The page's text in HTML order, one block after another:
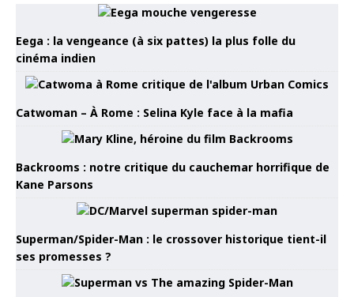
Eega : la vengeance (à six pattes) la plus folle du
cinéma indien
Catwoman – À Rome : Selina Kyle face à la mafia
Backrooms : notre critique du cauchemar horrifique de
Kane Parsons
Superman/Spider-Man : le crossover historique tient-il
ses promesses ?